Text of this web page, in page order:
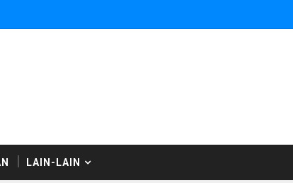
LAIN-LAIN